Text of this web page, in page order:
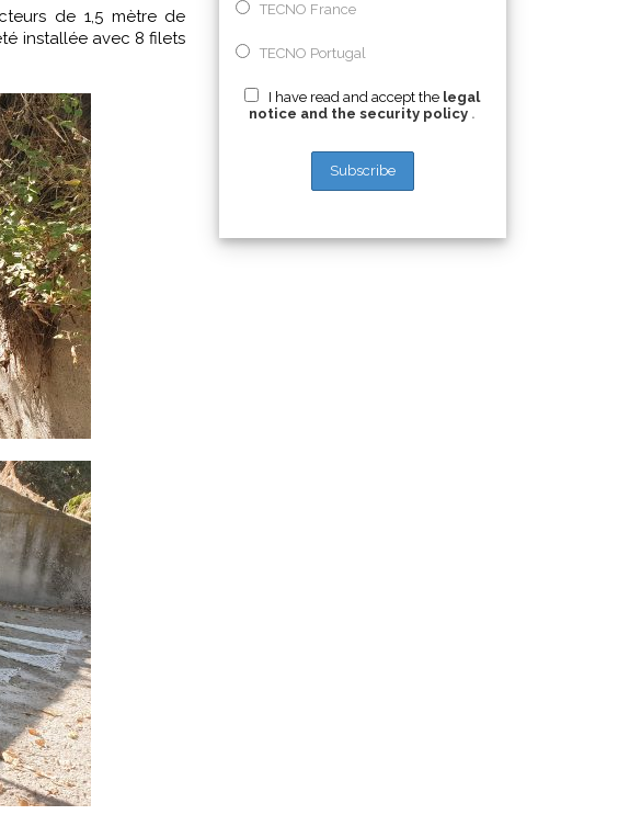
de 1,5 mètre de
installée avec 8 filets
TECNO France
TECNO Portugal
I have read and accept the legal
notice and the security policy .